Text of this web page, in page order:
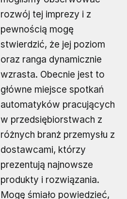
rozwój tej imprezy i z
pewnością mogę
stwierdzić, że jej poziom
oraz ranga dynamicznie
wzrasta. Obecnie jest to
główne miejsce spotkań
automatyków pracujących
w przedsiębiorstwach z
różnych branż przemysłu z
dostawcami, którzy
prezentują najnowsze
produkty i rozwiązania.
Mogę śmiało powiedzieć,